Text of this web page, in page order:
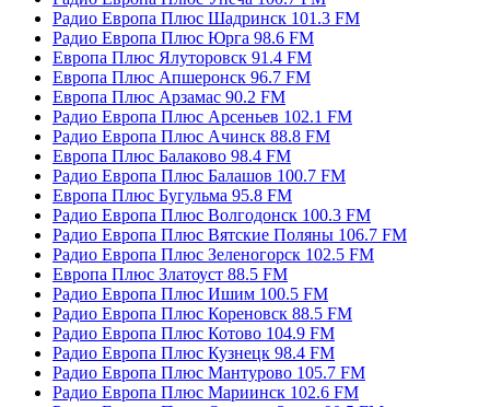
Радио Европа Плюс Шадринск 101.3 FM
Радио Европа Плюс Юрга 98.6 FM
Европа Плюс Ялуторовск 91.4 FM
Европа Плюс Апшеронск 96.7 FM
Европа Плюс Арзамас 90.2 FM
Радио Европа Плюс Арсеньев 102.1 FM
Радио Европа Плюс Ачинск 88.8 FM
Европа Плюс Балаково 98.4 FM
Радио Европа Плюс Балашов 100.7 FM
Европа Плюс Бугульма 95.8 FM
Радио Европа Плюс Волгодонск 100.3 FM
Радио Европа Плюс Вятские Поляны 106.7 FM
Радио Европа Плюс Зеленогорск 102.5 FM
Европа Плюс Златоуст 88.5 FM
Радио Европа Плюс Ишим 100.5 FM
Радио Европа Плюс Кореновск 88.5 FM
Радио Европа Плюс Котово 104.9 FM
Радио Европа Плюс Кузнецк 98.4 FM
Радио Европа Плюс Мантурово 105.7 FM
Радио Европа Плюс Мариинск 102.6 FM